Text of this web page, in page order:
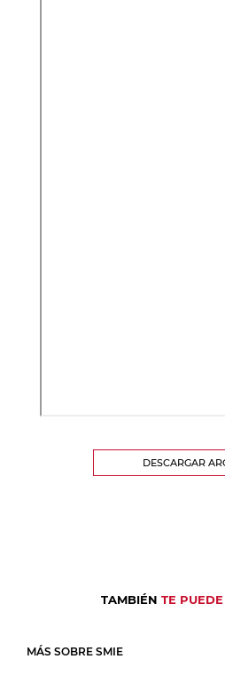
DESCARGAR
TAMBIÉN TE
MÁS SOBRE SMIE